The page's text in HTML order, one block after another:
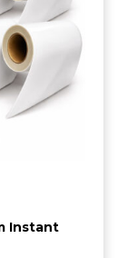
Instant